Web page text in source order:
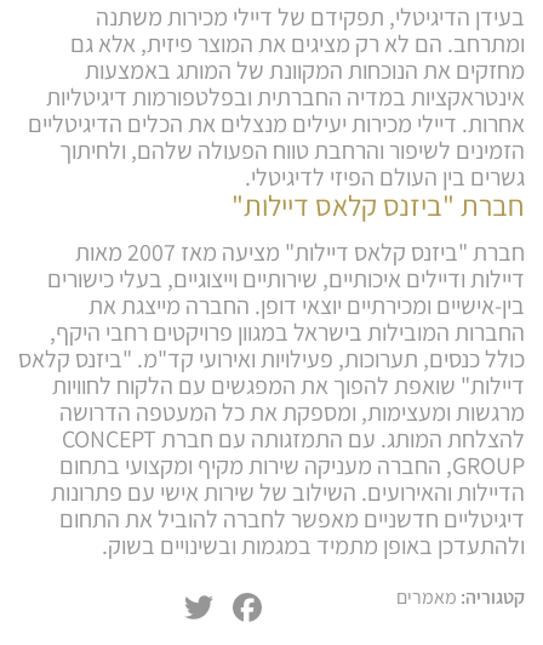
בעידן הדיגיטלי, תפקידם של דיילי מכירות משתנה
ומתרחב. הם לא רק מציגים את המוצר פיזית, אלא גם
מחזקים את הנוכחות המקוונת של המותג באמצעות
אינטראקציות במדיה החברתית ובפלטפורמות דיגיטליות
אחרות. דיילי מכירות יעילים מנצלים את הכלים הדיגיטליים
הזמינים לשיפור והרחבת טווח הפעולה שלהם, ולחיתוך
גשרים בין העולם הפיזי לדיגיטלי.
חברת "ביזנס קלאס דיילות"
חברת "ביזנס קלאס דיילות" מציעה מאז 2007 מאות
דיילות ודיילים איכותיים, שירותיים וייצוגיים, בעלי כישורים
בין-אישיים ומכירתיים יוצאי דופן. החברה מייצגת את
החברות המובילות בישראל במגוון פרויקטים רחבי היקף,
כולל כנסים, תערוכות, פעילויות ואירועי קד"מ. "ביזנס קלאס
דיילות" שואפת להפוך את המפגשים עם הלקוח לחוויות
מרגשות ומעצימות, ומספקת את כל המעטפה הדרושה
להצלחת המותג. עם התמזגותה עם חברת CONCEPT
GROUP, החברה מעניקה שירות מקיף ומקצועי בתחום
הדיילות והאירועים. השילוב של שירות אישי עם פתרונות
דיגיטליים חדשניים מאפשר לחברה להוביל את התחום
ולהתעדכן באופן מתמיד במגמות ובשינויים בשוק.
קטגוריה: מאמרים Facebook
שירותי דיילות
דיילת טעימות